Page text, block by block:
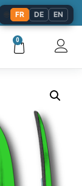
0
FR DE EN